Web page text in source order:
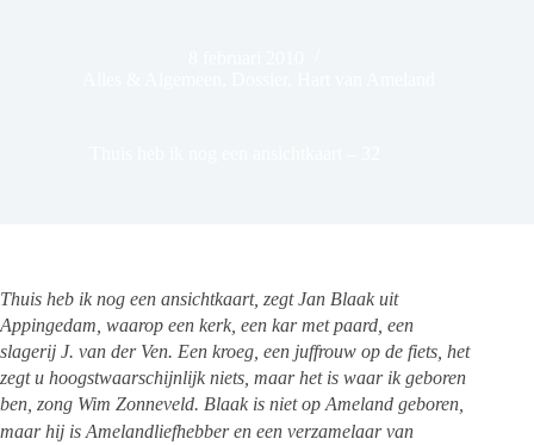
Thuis heb ik nog een ansichtkaart, zegt Jan Blaak uit
Appingedam, waarop een kerk, een kar met paard, een
slagerij J. van der Ven. Een kroeg, een juffrouw op de fiets, het
zegt u hoogstwaarschijnlijk niets, maar het is waar ik geboren
ben, zong Wim Zonneveld. Blaak is niet op Ameland geboren,
maar hij is Amelandliefhebber en een verzamelaar van